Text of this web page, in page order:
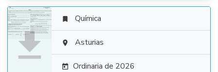

 Química
 Asturias
 Ordinaria de 2026